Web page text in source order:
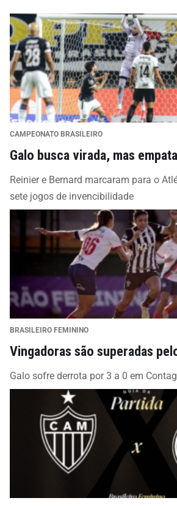
CAMPEONATO BRASILEIRO
Galo busca virada, mas
Reinier e Bernard marcaram para o
sete jogos de invencibilidade
BRASILEIRO FEMININO
Vingadoras são superadas
Galo sofre derrota por 3 a 0 em